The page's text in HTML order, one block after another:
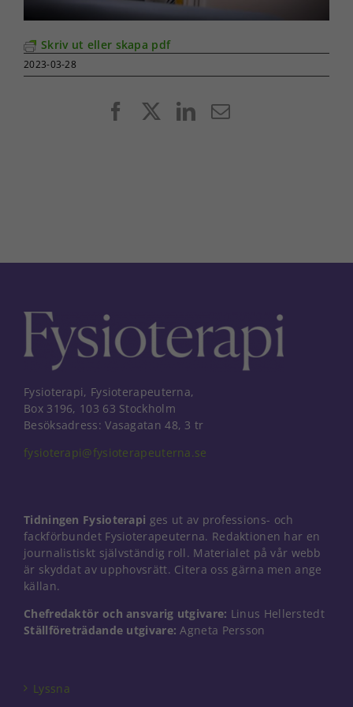
Skriv ut eller skapa pdf
2023-03-28
FacebookLinkedIn
E-
Fysioterapi, Fysioterapeuterna,
Box 3196, 103 63 Stockholm
Besöksadress: Vasagatan 48, 3 tr
fysioterapi@fysioterapeuterna.se
Tidningen Fysioterapi ges ut av professions- och
fackförbundet Fysioterapeuterna. Redaktionen har en
journalistiskt självständig roll. Materialet på vår webb
är skyddat av upphovsrätt. Citera oss gärna men ange
källan.
Chefredaktör och ansvarig utgivare: Linus Hellerstedt
Ställföreträdande utgivare: Agneta Persson
Lyssna
Nödvändiga